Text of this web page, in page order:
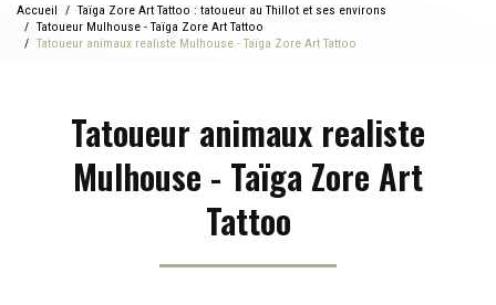
Accueil
Taïga Zore Art Tattoo : tatoueur au Thillot et ses environs
Tatoueur Mulhouse - Taïga Zore Art Tattoo
Tatoueur animaux realiste Mulhouse - Taïga Zore Art Tattoo
Tatoueur animaux realiste
Mulhouse - Taïga Zore Art
Tattoo